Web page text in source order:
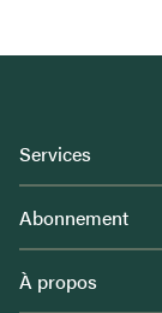
Services
Abonnement
À propos